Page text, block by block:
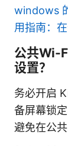
windows
用指南：
公共Wi-
设置？
务必开启
备屏幕锁
避免在公